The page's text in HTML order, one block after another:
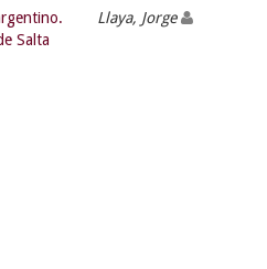
Salta
Llaya, Jorge